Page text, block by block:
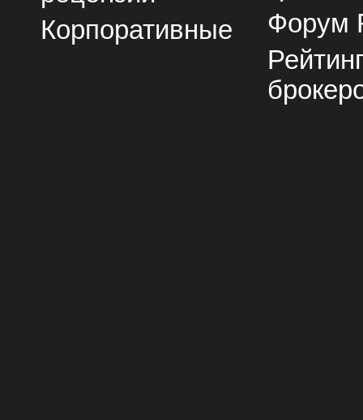
Корпоративные
Форум